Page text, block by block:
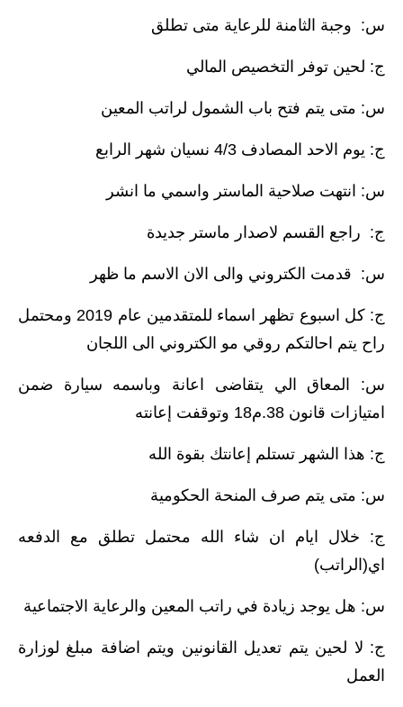
المرحلة المتوسطة
مرشحات
المرحلة الابتدائية
المرحلة المتوسطة
المرحلة الاعدادية
كتب مدرسية
المرحلة الابتدائية
المرحلة المتوسطة
المرحلة الاعدادية
المرحلة الابتدائية
س: وجبة الثامنة للرعاية متى تطلق
ج: لحين توفر التخصيص المالي
س: متى يتم فتح باب الشمول لراتب المعين
ج: يوم الاحد المصادف 4/3 نسيان شهر الرابع
س: انتهت صلاحية الماستر واسمي ما انشر
ج: راجع القسم لاصدار ماستر جديدة
س: قدمت الكتروني والى الان الاسم ما ظهر
ج: كل اسبوع تظهر اسماء للمتقدمين عام 2019 ومحتمل
راح يتم احالتكم روقي مو الكتروني الى اللجان
س: المعاق الي يتقاضى اعانة وباسمه سيارة ضمن
امتيازات قانون 38.م18 وتوقفت إعانته
ج: هذا الشهر تستلم إعانتك بقوة الله
س: متى يتم صرف المنحة الحكومية
ج: خلال ايام ان شاء الله محتمل تطلق مع الدفعه
اي(الراتب)
س: هل يوجد زيادة في راتب المعين والرعاية الاجتماعية
ج: لا لحين يتم تعديل القانونين ويتم اضافة مبلغ لوزارة
العمل